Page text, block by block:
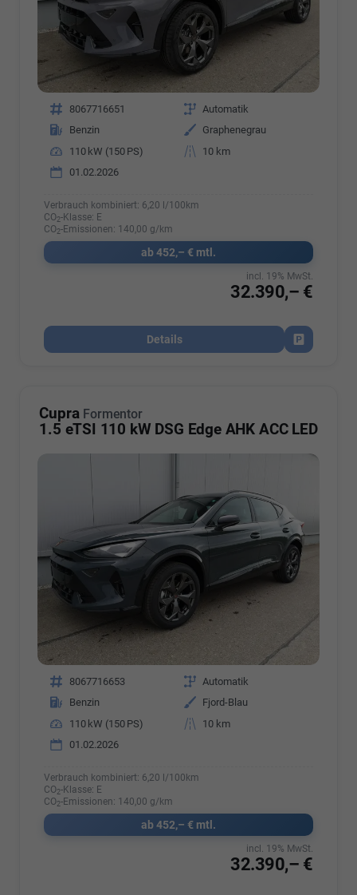
Fahrzeugnr. 8067716651 Getriebe Automatik
Kraftstoff
Benzin Außenfarbe
Graphenegrau
Leistung
110 kW (150 PS) Kilometerstand
10 km
01.02.2026
Verbrauch kombiniert: 6,20 l/100km
CO2-Klasse: E
CO2-Emissionen: 140,00 g/km
ab 452,– € mtl.
32.390,– €
incl. 19% MwSt.
Details
Fahrzeug
Cupra Formentor
1.5 eTSI 110 kW DSG Edge AHK ACC LED
Fahrzeugnr. 8067716653 Getriebe Automatik
Kraftstoff
Benzin Außenfarbe
Fjord-Blau
Leistung
110 kW (150 PS) Kilometerstand
10 km
01.02.2026
Verbrauch kombiniert: 6,20 l/100km
CO2-Klasse: E
CO2-Emissionen: 140,00 g/km
ab 452,– € mtl.
32.390,– €
incl. 19% MwSt.